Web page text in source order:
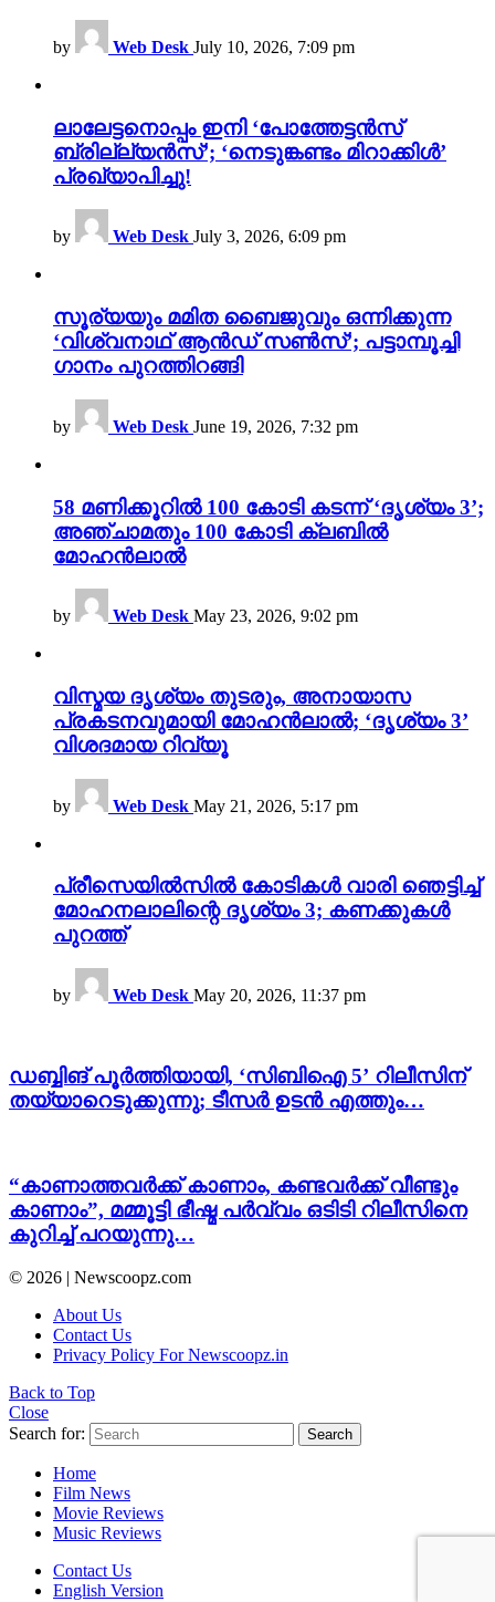
by Web Desk July 10, 2026, 7:09 pm
ലാലേട്ടനൊപ്പം ഇനി ‘പോത്തേട്ടൻസ്
ബ്രില്ല്യൻസ്’; ‘നെടുങ്കണ്ടം മിറാക്കിൾ’
പ്രഖ്യാപിച്ചു!
by Web Desk July 3, 2026, 6:09 pm
സൂര്യയും മമിത ബൈജുവും ഒന്നിക്കുന്ന
‘വിശ്വനാഥ് ആൻഡ് സൺസ്’; പട്ടാമ്പൂച്ചി
ഗാനം പുറത്തിറങ്ങി
by Web Desk June 19, 2026, 7:32 pm
58 മണിക്കൂറിൽ 100 കോടി കടന്ന് ‘ദൃശ്യം 3’;
അഞ്ചാമതും 100 കോടി ക്ലബിൽ
മോഹൻലാൽ
by Web Desk May 23, 2026, 9:02 pm
വിസ്മയ ദൃശ്യം തുടരും, അനായാസ
പ്രകടനവുമായി മോഹൻലാൽ; ‘ദൃശ്യം 3’
വിശദമായ റിവ്യൂ
by Web Desk May 21, 2026, 5:17 pm
പ്രീസെയിൽസിൽ കോടികൾ വാരി ഞെട്ടിച്ച്
മോഹനലാലിന്റെ ദൃശ്യം 3; കണക്കുകൾ
പുറത്ത്
by Web Desk May 20, 2026, 11:37 pm
ഡബ്ബിങ് പൂർത്തിയായി, ‘സിബിഐ 5’ റിലീസിന്
തയ്യാറെടുക്കുന്നു; ടീസർ ഉടൻ എത്തും…
“കാണാത്തവർക്ക് കാണാം, കണ്ടവർക്ക് വീണ്ടും
കാണാം”, മമ്മൂട്ടി ഭീഷ്മ പർവ്വം ഒടിടി റിലീസിനെ
കുറിച്ച് പറയുന്നു…
© 2026 | Newscoopz.com
About Us
Contact Us
Privacy Policy For Newscoopz.in
Back to Top
Close
Search for:
Search
Home
Film News
Movie Reviews
Music Reviews
Contact Us
English Version